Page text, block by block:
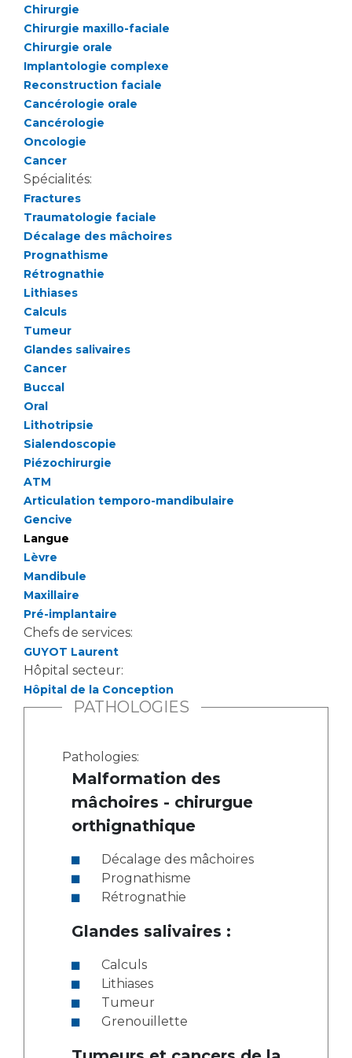
Qualité
Nos indicateurs qualité et de sécurité des soins
Protection des données
Sécurité
Les recherches en santé à l’AP-HM
Lieu de santé sans tabac
Liste des marchés conclus
Documents utiles
Chirurgie
Chirurgie maxillo-faciale
Chirurgie orale
Implantologie complexe
Reconstruction faciale
Cancérologie orale
Cancérologie
Oncologie
Cancer
Spécialités:
Fractures
Traumatologie faciale
Décalage des mâchoires
Prognathisme
Rétrognathie
Lithiases
Calculs
Tumeur
Glandes salivaires
Cancer
Buccal
Oral
Lithotripsie
Sialendoscopie
Piézochirurgie
ATM
Articulation temporo-mandibulaire
Gencive
Langue
Lèvre
Mandibule
Maxillaire
Pré-implantaire
Chefs de services:
GUYOT Laurent
Hôpital secteur:
Hôpital de la Conception
PATHOLOGIES
Pathologies:
Malformation des
mâchoires - chirurgue
orthignathique
Décalage des mâchoires
Prognathisme
Rétrognathie
Glandes salivaires :
Calculs
Lithiases
Tumeur
Grenouillette